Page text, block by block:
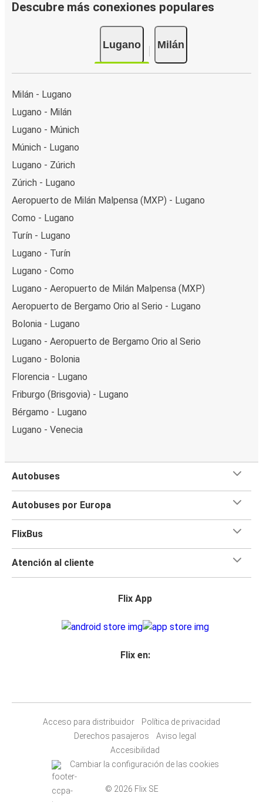
Descubre más conexiones populares
Lugano Milán
Milán - Lugano
Lugano - Milán
Lugano - Múnich
Múnich - Lugano
Lugano - Zúrich
Zúrich - Lugano
Aeropuerto de Milán Malpensa (MXP) - Lugano
Como - Lugano
Turín - Lugano
Lugano - Turín
Lugano - Como
Lugano - Aeropuerto de Milán Malpensa (MXP)
Aeropuerto de Bergamo Orio al Serio - Lugano
Bolonia - Lugano
Lugano - Aeropuerto de Bergamo Orio al Serio
Lugano - Bolonia
Florencia - Lugano
Friburgo (Brisgovia) - Lugano
Bérgamo - Lugano
Lugano - Venecia
Autobuses
Autobuses por Europa
FlixBus
Atención al cliente
Flix App
Flix en:
Acceso para distribuidor
Política de privacidad
Derechos pasajeros
Aviso legal
Accesibilidad
Cambiar la configuración de las cookies
© 2026 Flix SE